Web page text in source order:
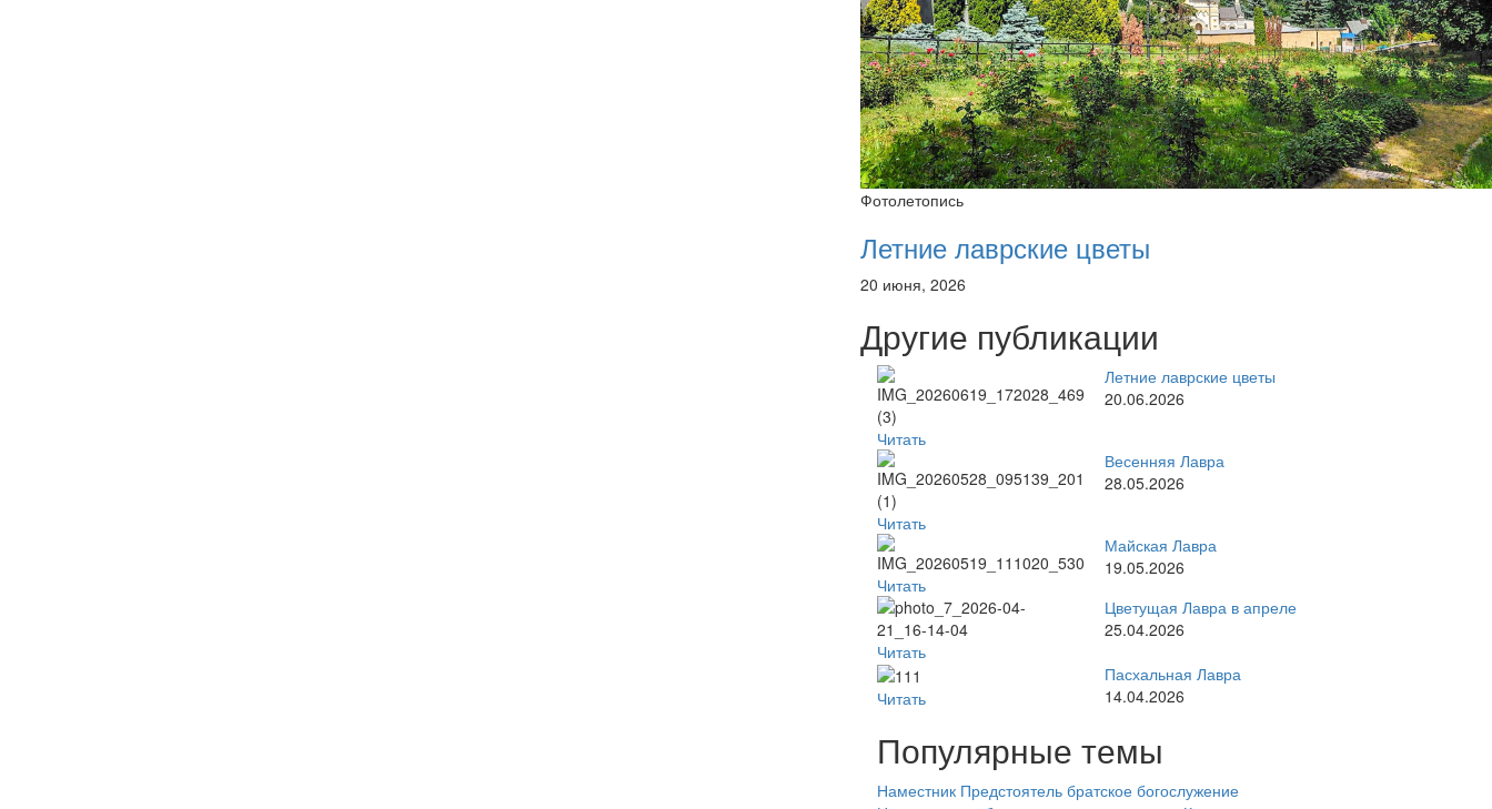
Фотолетопись
Летние лаврские цветы
20 июня, 2026
Другие публикации
Читать
Летние лаврские цветы
20.06.2026
Читать
Весенняя Лавра
28.05.2026
Читать
Майская Лавра
19.05.2026
Читать
Цветущая Лавра в апреле
25.04.2026
Читать
Пасхальная Лавра
14.04.2026
Популярные темы
Наместник Предстоятель братское богослужение